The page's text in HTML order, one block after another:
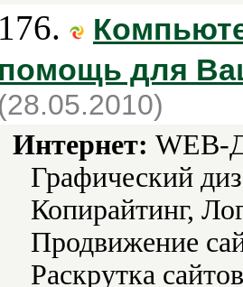
176.
помощь для
(28.05.2010)
Интернет: WEB-
Графический
Копирайтинг,
Продвижение
Раскрутка